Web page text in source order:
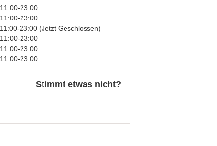
11:00-23:00
11:00-23:00
11:00-23:00 (Jetzt Geschlossen)
11:00-23:00
11:00-23:00
11:00-23:00
Stimmt etwas nicht?